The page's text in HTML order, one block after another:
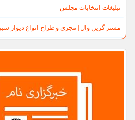
تبلیغات انتخابات مجلس
مستر گرین وال | مجری و طراح انواع دیوار سبز